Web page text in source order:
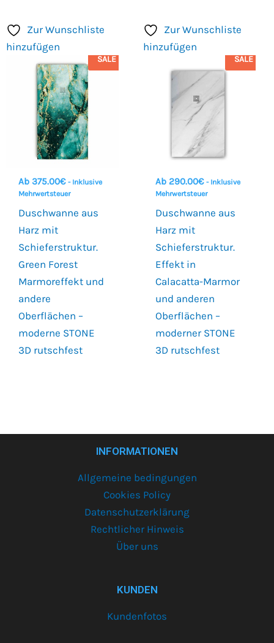
Zur Wunschliste
hinzufügen
SALE
Ab 375.00€ - Inklusive
Mehrwertsteuer
Duschwanne aus
Harz mit
Schieferstruktur.
Green Forest
Marmoreffekt und
andere
Oberflächen –
moderne STONE
3D rutschfest
Zur Wunschliste
hinzufügen
SALE
Ab 290.00€ - Inklusive
Mehrwertsteuer
Duschwanne aus
Harz mit
Schieferstruktur.
Effekt in
Calacatta-Marmor
und anderen
Oberflächen –
moderner STONE
3D rutschfest
INFORMATIONEN
Allgemeine bedingungen
Cookies Policy
Datenschutzerklärung
Rechtlicher Hinweis
Über uns
KUNDEN
Kundenfotos